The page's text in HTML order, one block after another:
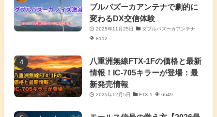
(11)
ブルバズーカアンテナで劇的に
変わるDX交信体験
2025年11月25日
ダブルバズーカアンテナ
8112
八重洲無線FTX-1Fの価格と最新
情報！IC-705キラーが登場：最
新発売情報
2025年12月5日 FTX-1 6549